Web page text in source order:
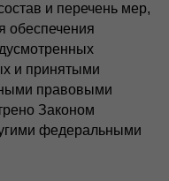
и перечень мер,
обеспечения
и принятыми
правовыми
Законом
федеральными